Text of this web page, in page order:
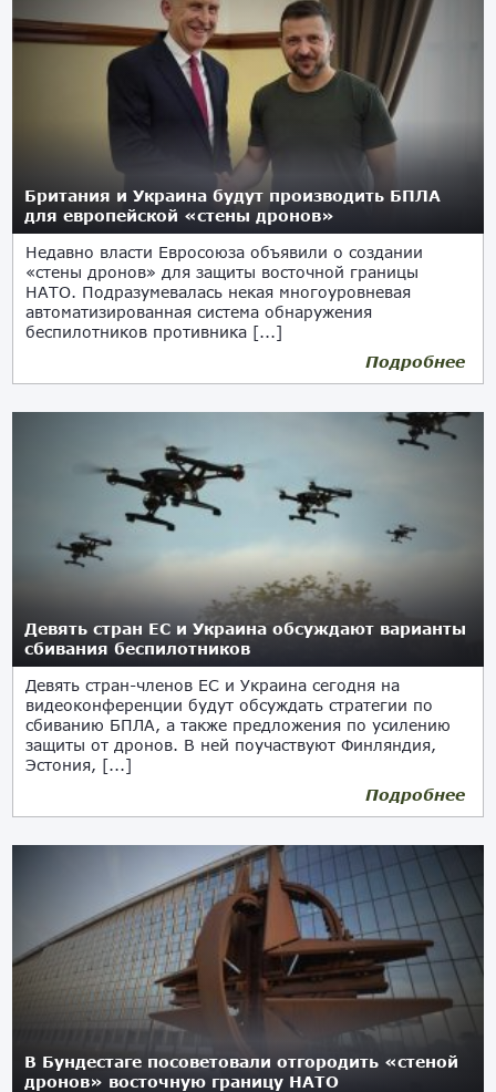
Британия и Украина будут производить БПЛА
для европейской «стены дронов»
Недавно власти Евросоюза объявили о создании
«стены дронов» для защиты восточной границы
НАТО. Подразумевалась некая многоуровневая
автоматизированная система обнаружения
беспилотников противника [...]
Подробнее
Девять стран ЕС и Украина обсуждают варианты
сбивания беспилотников
Девять стран-членов ЕС и Украина сегодня на
видеоконференции будут обсуждать стратегии по
сбиванию БПЛА, а также предложения по усилению
защиты от дронов. В ней поучаствуют Финляндия,
Эстония, [...]
Подробнее
В Бундестаге посоветовали отгородить «стеной
дронов» восточную границу НАТО